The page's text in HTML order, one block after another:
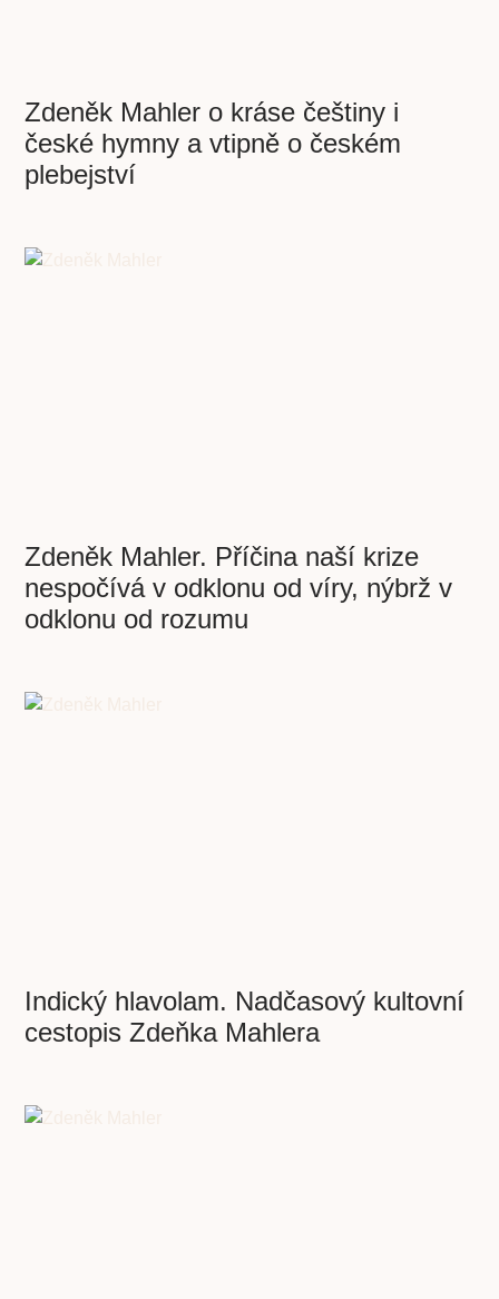
Zdeněk Mahler o kráse češtiny i
české hymny a vtipně o českém
plebejství
Zdeněk Mahler. Příčina naší krize
nespočívá v odklonu od víry, nýbrž v
odklonu od rozumu
Indický hlavolam. Nadčasový kultovní
cestopis Zdeňka Mahlera